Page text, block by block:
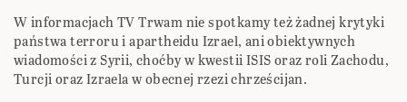
W informacjach TV Trwam nie spotkamy też żadnej krytyki
państwa terroru i apartheidu Izrael, ani obiektywnych
wiadomości z Syrii, choćby w kwestii ISIS oraz roli Zachodu,
Turcji oraz Izraela w obecnej rzezi chrześcijan.